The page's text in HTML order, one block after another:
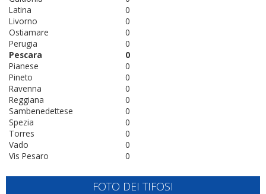
0
Latina
0
Livorno
0
Ostiamare
0
Perugia
0
Pescara
0
Pianese
0
Pineto
0
Ravenna
0
Reggiana
0
Sambenedettese
0
Spezia
0
Torres
0
Vado
0
Vis Pesaro
FOTO DEI TIFOSI